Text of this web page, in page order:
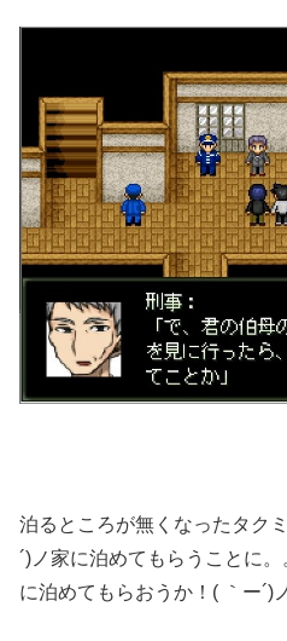
泊るところが無くなったタク
´)ノ家に泊めてもらうことに
に泊めてもらおうか！( ｀ー´)